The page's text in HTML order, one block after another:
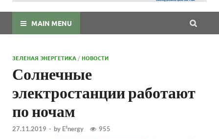
MAIN MENU
ЗЕЛЕНАЯ ЭНЕРГЕТИКА /НОВОСТИ
Солнечные
электростанции работают
по ночам
27.11.2019 - by E²nergy 955